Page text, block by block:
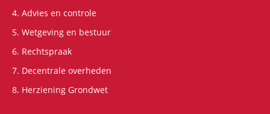
4. Advies en controle
5. Wetgeving en bestuur
6. Rechtspraak
7. Decentrale overheden
8. Herziening Grondwet